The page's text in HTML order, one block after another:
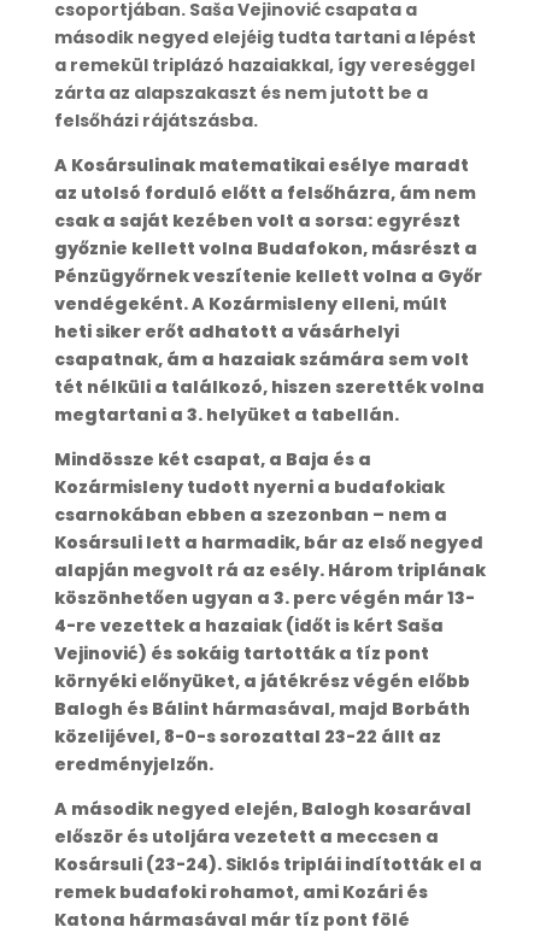
csoportjában. Saša Vejinović csapata a
második negyed elejéig tudta tartani a lépést
a remekül triplázó hazaiakkal, így vereséggel
zárta az alapszakaszt és nem jutott be a
felsőházi rájátszásba.
A Kosársulinak matematikai esélye maradt
az utolsó forduló előtt a felsőházra, ám nem
csak a saját kezében volt a sorsa: egyrészt
győznie kellett volna Budafokon, másrészt a
Pénzügyőrnek veszítenie kellett volna a Győr
vendégeként. A Kozármisleny elleni, múlt
heti siker erőt adhatott a vásárhelyi
csapatnak, ám a hazaiak számára sem volt
tét nélküli a találkozó, hiszen szerették volna
megtartani a 3. helyüket a tabellán.
Mindössze két csapat, a Baja és a
Kozármisleny tudott nyerni a budafokiak
csarnokában ebben a szezonban – nem a
Kosársuli lett a harmadik, bár az első negyed
alapján megvolt rá az esély. Három triplának
köszönhetően ugyan a 3. perc végén már 13-
4-re vezettek a hazaiak (időt is kért Saša
Vejinović) és sokáig tartották a tíz pont
környéki előnyüket, a játékrész végén előbb
Balogh és Bálint hármasával, majd Borbáth
közelijével, 8-0-s sorozattal 23-22 állt az
eredményjelzőn.
A második negyed elején, Balogh kosarával
először és utoljára vezetett a meccsen a
Kosársuli (23-24). Siklós triplái indították el a
remek budafoki rohamot, ami Kozári és
Katona hármasával már tíz pont fölé